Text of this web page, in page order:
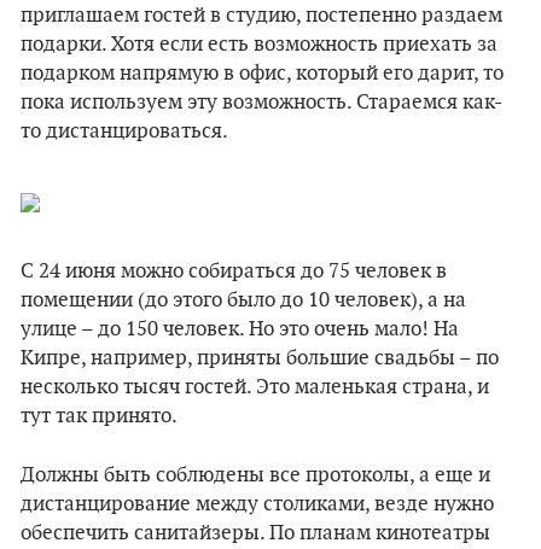
приглашаем гостей в студию, постепенно раздаем
подарки. Хотя если есть возможность приехать за
подарком напрямую в офис, который его дарит, то
пока используем эту возможность. Стараемся как-
то дистанцироваться.
С 24 июня можно собираться до 75 человек в
помещении (до этого было до 10 человек), а на
улице – до 150 человек. Но это очень мало! На
Кипре, например, приняты большие свадьбы – по
несколько тысяч гостей. Это маленькая страна, и
тут так принято.
Должны быть соблюдены все протоколы, а еще и
дистанцирование между столиками, везде нужно
обеспечить санитайзеры. По планам кинотеатры